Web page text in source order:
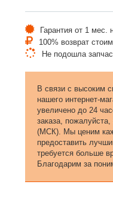
Гарантия от 1 мес.
100% возврат
Не подошла
В связи с высоким
нашего интернет-
увеличено до 24
заказа,
(МСК). Мы ценим
предоставить
требуется больше
Благодарим за